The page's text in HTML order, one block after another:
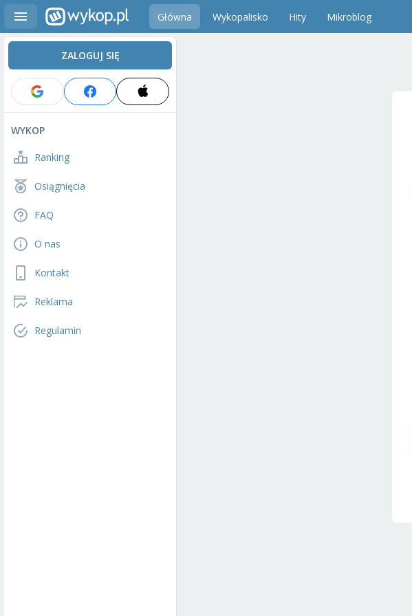
Główna Wykopalisko Hity Mikroblog
ZALOGUJ SIĘ
WYKOP
Ranking
Osiągnięcia
FAQ
O nas
Kontakt
Reklama
Regulamin